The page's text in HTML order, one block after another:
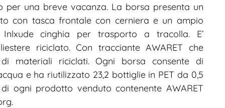
per una breve vacanza. La borsa presenta un
con tasca frontale con cerniera e un ampio
Inlxude cinghia per trasporto a tracolla. E’
riciclato. Con tracciante AWARET che
materiali riciclati. Ogni borsa consente di
e ha riutilizzato 23,2 bottiglie in PET da 0,5
ogni prodotto venduto contenente AWARET